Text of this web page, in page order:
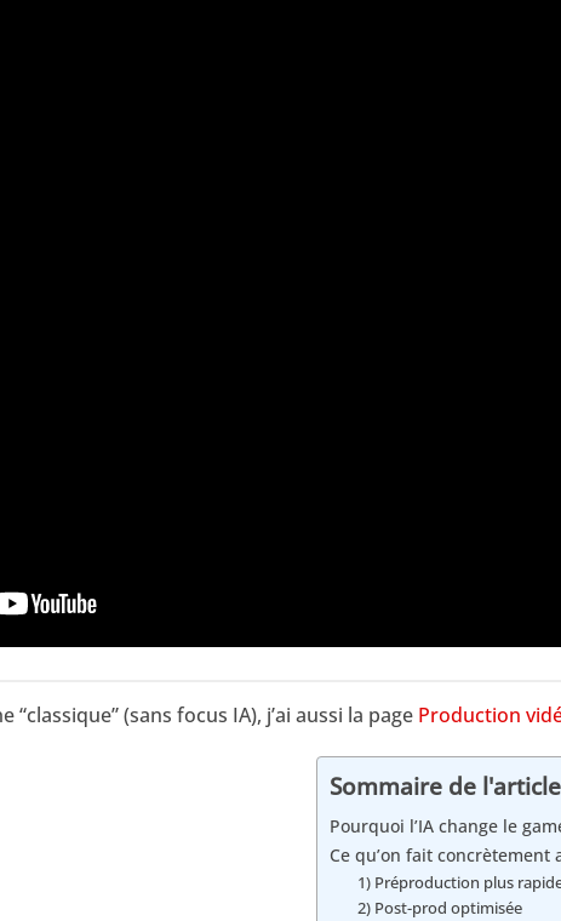
“classique” (sans focus IA), j’ai aussi la page Production
Sommaire de l'article
Pourquoi l’IA change le
Ce qu’on fait concrètement
1) Préproduction plus
2) Post-prod optimisée